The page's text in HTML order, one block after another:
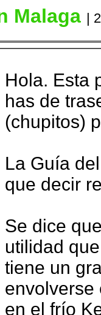
Malaga |
Hola. Esta
has de
(chupitos)
La Guía
que decir
Se dice
utilidad
tiene un
envolverse
en el frío